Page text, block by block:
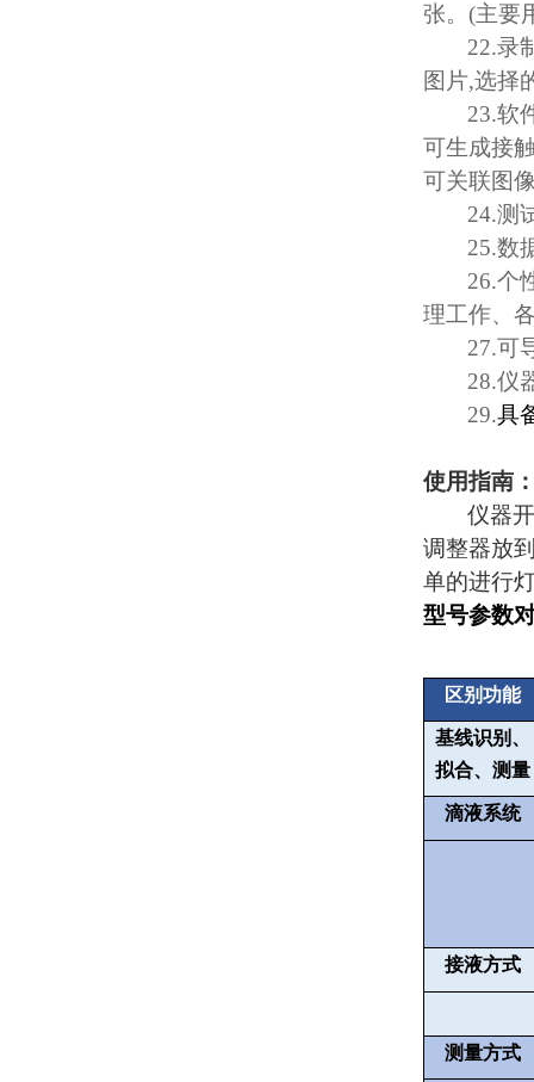
张。 (主要
22.录
图片,选择
23.软
可生成接
可关联图
24.测
25.数
26.个
理工作、
27.可
28.仪
29.具
使用指南
仪器
调整器放
单的进行
型号参数
区别功能
基线识别、
拟合、测量
滴液系统
接液方式
测量方式